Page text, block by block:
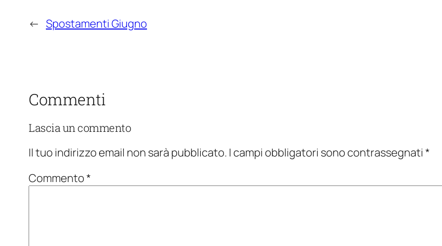
← Spostamenti Giugno
Commenti
Lascia un commento
Il tuo indirizzo email non sarà pubblicato. I campi obbligatori sono contrassegnati *
Commento*